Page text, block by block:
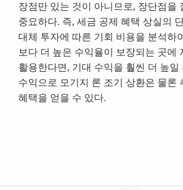
장점만 있는 것이 아니므로, 장단점을
중요하다. 즉, 세금 공제 혜택 상실의
대체 투자에 따른 기회 비용을 분석하
보다 더 높은 수익율이 보장되는 곳에
활용한다면, 기대 수익을 훨씬 더 높일
수익으로 모기지 론 조기 상환은 물론
혜택을 얻을 수 있다.